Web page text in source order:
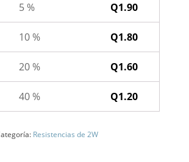
5 % Q1.90
10 % Q1.80
20 % Q1.60
40 % Q1.20
Resistencias de 2W